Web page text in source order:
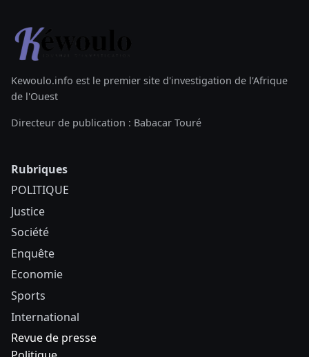
Kewoulo.info est le premier site d'investigation de l'Afrique
de l'Ouest
Directeur de publication : Babacar Touré
Rubriques
POLITIQUE
Justice
Société
Enquête
Economie
Sports
International
Revue de presse